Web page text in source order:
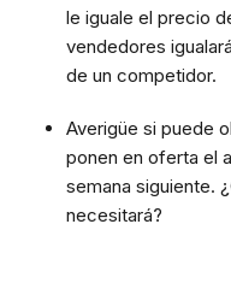
le iguale el precio
vendedores
de un competidor.
Averigüe si puede
ponen en oferta el
semana siguiente.
necesitará?